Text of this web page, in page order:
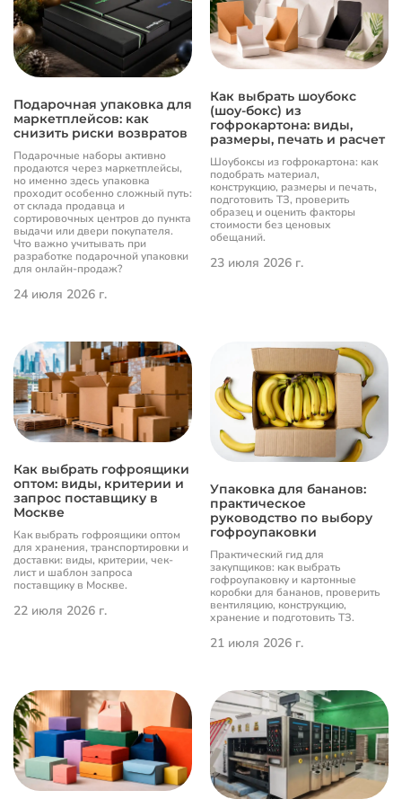
Подарочная упаковка для
маркетплейсов: как
снизить риски возвратов
Подарочные наборы активно
продаются через маркетплейсы,
но именно здесь упаковка
проходит особенно сложный путь:
от склада продавца и
сортировочных центров до пункта
выдачи или двери покупателя.
Что важно учитывать при
разработке подарочной упаковки
для онлайн-продаж?
24 июля 2026 г.
Как выбрать шоубокс
(шоу-бокс) из
гофрокартона: виды,
размеры, печать и расчет
Шоубоксы из гофрокартона: как
подобрать материал,
конструкцию, размеры и печать,
подготовить ТЗ, проверить
образец и оценить факторы
стоимости без ценовых
обещаний.
23 июля 2026 г.
Как выбрать гофроящики
оптом: виды, критерии и
запрос поставщику в
Москве
Как выбрать гофроящики оптом
для хранения, транспортировки и
доставки: виды, критерии, чек-
лист и шаблон запроса
поставщику в Москве.
22 июля 2026 г.
Упаковка для бананов:
практическое
руководство по выбору
гофроупаковки
Практический гид для
закупщиков: как выбрать
гофроупаковку и картонные
коробки для бананов, проверить
вентиляцию, конструкцию,
хранение и подготовить ТЗ.
21 июля 2026 г.